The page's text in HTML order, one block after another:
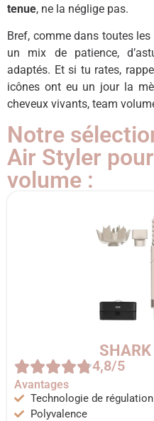
tenue, ne la néglige pas.
Bref, comme dans toutes
un mix de patience,
adaptés. Et si tu rates,
icônes ont eu un jour la
cheveux vivants, team
Notre
Air Styler
volume :
4,8/5
Avantages
Technologie de
Polyvalence